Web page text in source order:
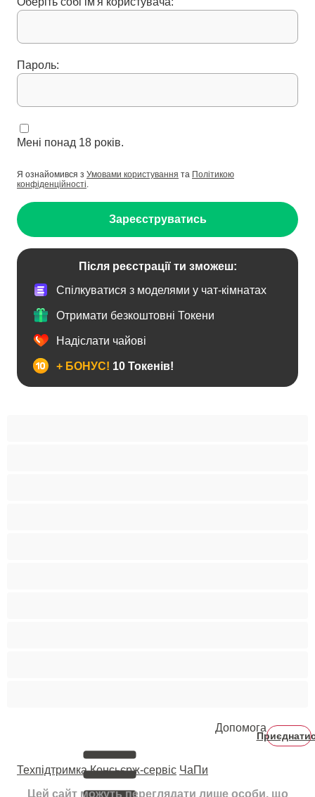
Пароль:
Мені понад 18 років.
Я ознайомився з Умовами користування та Політикою
конфіденційності.
Зареєструватись
Після реєстрації ти зможеш:
Спілкуватися з моделями у чат-кімнатах
Отримати безкоштовні Токени
Надіслати чайові
+ БОНУС! 10 Токенів!
Допомога
Техпідтримка Консьєрж-сервіс ЧаПи
Цей сайт можуть переглядати лише особи, що